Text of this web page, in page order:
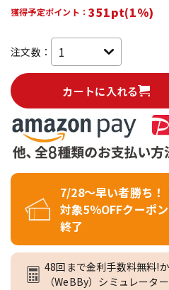
獲得予定ポイント：351pt(1%)
注文数：
カートに入れる
7/28～早い者勝ち！
対象5％OFFクーポ
終了
48回まで金利手数料無料!
（WeBBy）シミュレーター